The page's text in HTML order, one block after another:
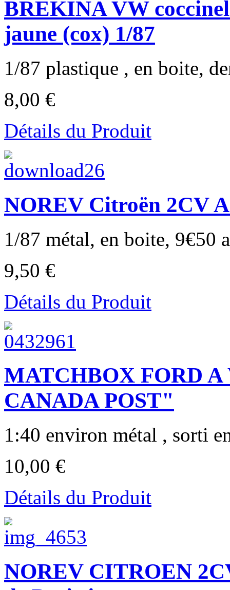
BREKINA VW
jaune (cox) 1/87
1/87 plastique , en boite,
8,00 €
Détails du Produit
NOREV Citroën 2CV
1/87 métal, en boite, 9€50
9,50 €
Détails du Produit
MATCHBOX FORD A
CANADA POST"
1:40 environ métal , sorti
10,00 €
Détails du Produit
NOREV CITROEN